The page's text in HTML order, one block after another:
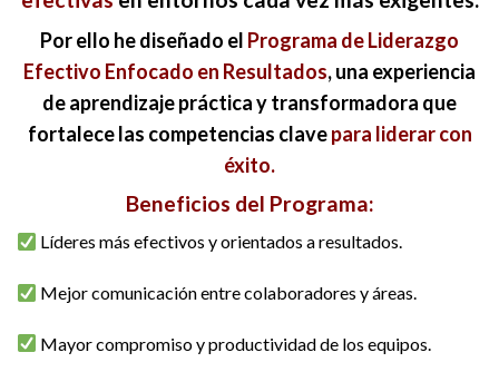
Por ello he diseñado el Programa de Liderazgo
Efectivo Enfocado en Resultados, una experiencia
de aprendizaje práctica y transformadora que
fortalece las competencias clavepara liderar con
éxito.
Beneficios del Programa:
Líderes más efectivos y orientados a resultados.
Mejor comunicación entre colaboradores y áreas.
Mayor compromiso y productividad de los equipos.